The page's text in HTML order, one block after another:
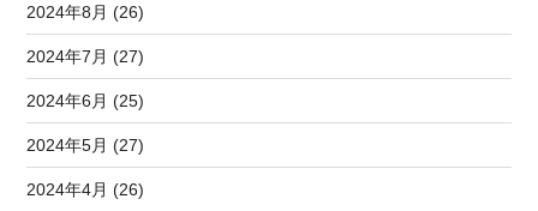
2024年8月 (26)
2024年7月 (27)
2024年6月 (25)
2024年5月 (27)
2024年4月 (26)